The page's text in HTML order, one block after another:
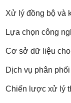
Xử lý đồng bộ và
Lựa chọn công
Cơ sở dữ liệu
Dịch vụ phân
Chiến lược xử lý